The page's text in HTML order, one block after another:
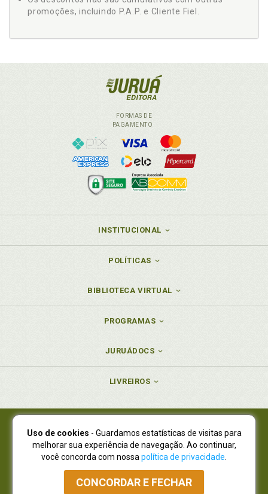
promoções, incluindo P.A.P. e Cliente Fiel.
FORMAS DE
PAGAMENTO
INSTITUCIONAL
POLÍTICAS
BIBLIOTECA VIRTUAL
PROGRAMAS
JURUÁDOCS
LIVREIROS
Juruá Editora Ltda., CNPJ 77.535.508/0001-19
Juruá Informática Ltda., CNPJ 01.701.561/0001-80
NOVO ENDEREÇO:R. Flávio Dallegrave, 7665, São Lourenço |
Curitiba - Paraná - CEP 82210-310
Atendimento: (41) 4009-3900|Vendas Atacado: (41) 4009-3939
Uso de cookies - Guardamos estatísticas de visitas para
melhorar sua experiência de navegação. Ao continuar,
você concorda com nossa política de privacidade
CONCORDAR E FECHAR